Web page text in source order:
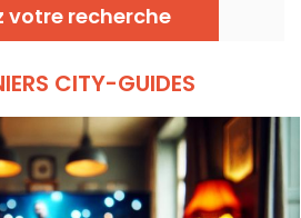
votre recherche
CITY-GUIDES